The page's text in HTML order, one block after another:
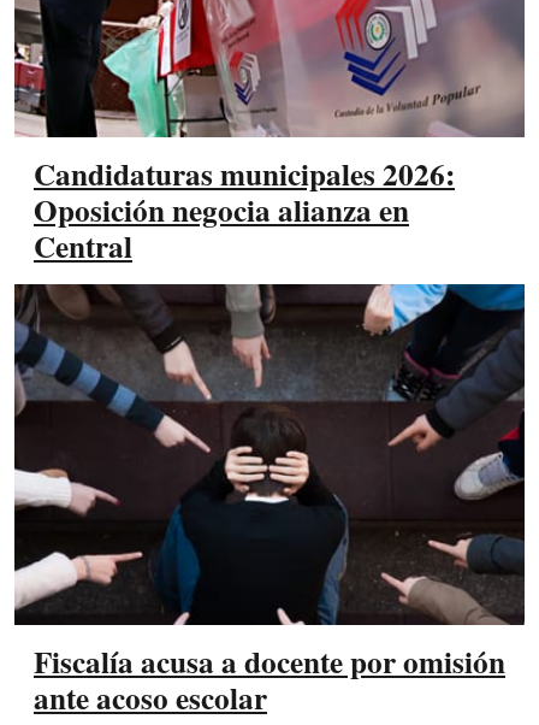
Candidaturas municipales 2026:
Oposición negocia alianza en
Central
Fiscalía acusa a docente por omisión
ante acoso escolar